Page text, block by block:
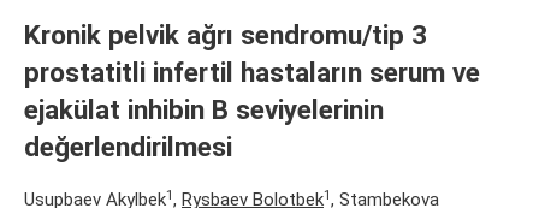
Kronik pelvik ağrı sendromu/tip 3
prostatitli infertil hastaların serum ve
ejakülat inhibin B seviyelerinin
değerlendirilmesi
Usupbaev Akylbek1, Rysbaev Bolotbek1, Stambekova